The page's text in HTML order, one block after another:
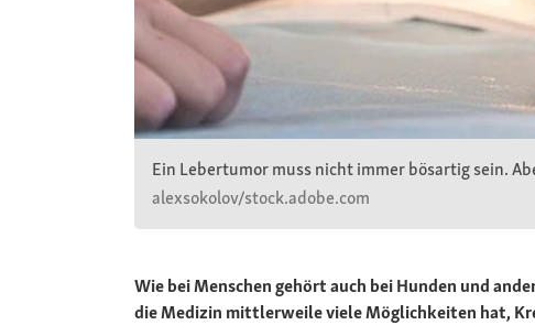
Ein Lebertumor muss nicht immer bösartig sein.
alexsokolov/stock.adobe.com
Wie bei Menschen gehört auch bei Hunden und
die Medizin mittlerweile viele Möglichkeiten hat,